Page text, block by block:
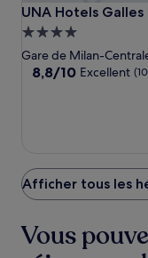
UNA
Hotels
Galles
Milano
UNA Hotels Galles
UNA Hotels Galles
Hébergement
4.0 étoiles
Gare de Milan-
8.8
8,8/10 Excellent
Afficher tous les
Vous